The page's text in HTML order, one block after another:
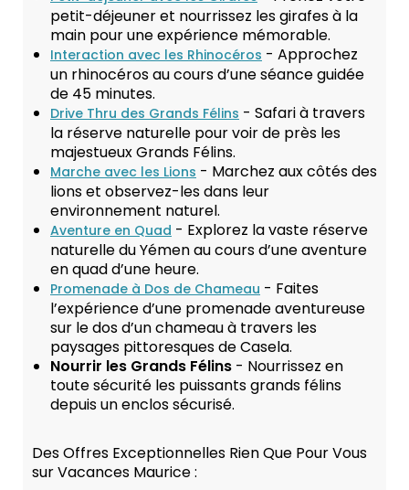
petit-déjeuner et nourrissez les girafes à la
main pour une expérience mémorable.
Interaction avec les Rhinocéros - Approchez
un rhinocéros au cours d’une séance guidée
de 45 minutes.
Drive Thru des Grands Félins - Safari à travers
la réserve naturelle pour voir de près les
majestueux Grands Félins.
Marche avec les Lions - Marchez aux côtés des
lions et observez-les dans leur
environnement naturel.
Aventure en Quad - Explorez la vaste réserve
naturelle du Yémen au cours d’une aventure
en quad d’une heure.
Promenade à Dos de Chameau - Faites
l’expérience d’une promenade aventureuse
sur le dos d’un chameau à travers les
paysages pittoresques de Casela.
Nourrir les Grands Félins - Nourrissez en
toute sécurité les puissants grands félins
depuis un enclos sécurisé.
Des Offres Exceptionnelles Rien Que Pour Vous
sur Vacances Maurice :